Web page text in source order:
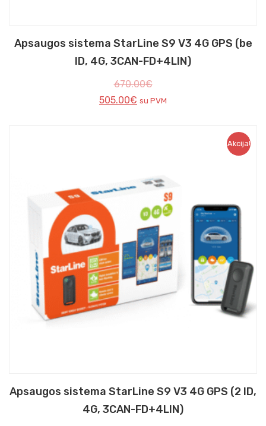
Apsaugos sistema StarLine S9 V3 4G GPS (be
ID, 4G, 3CAN-FD+4LIN)
670.00€
505.00€ su PVM
Akcija!
Apsaugos sistema StarLine S9 V3 4G GPS (2 ID,
4G, 3CAN-FD+4LIN)